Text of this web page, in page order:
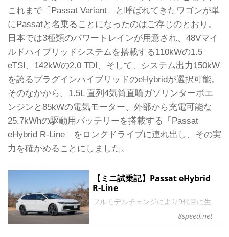
これまで「Passat Variant」と呼ばれてきたワゴンが単
にPassatと名乗ることになったのはご存じのとおり。
日本では3種類のパワートレインが用意され、48Vマイ
ルドハイブリッドシステムを搭載する110kWの1.5
eTSI、142kWの2.0 TDI、そして、システム出力150kW
を誇るプラグインハイブリッドのeHybridが選択可能。
そのなかから、1.5L 直列4気筒直噴ガソリンターボエ
ンジンと85kWの電気モーター、外部から充電可能な
25.7kWhの駆動用バッテリーを搭載する「Passat
eHybrid R-Line」をロングドライブに連れ出し、その実
力を確かめることにしました。
【ミニ試乗記】Passat eHybrid
R-Line
フルモデルチェンジにより9代目に生
まれ変わった「Passat」のなかから、
プラグインハイブリッド車（PHEV）
8speed.net